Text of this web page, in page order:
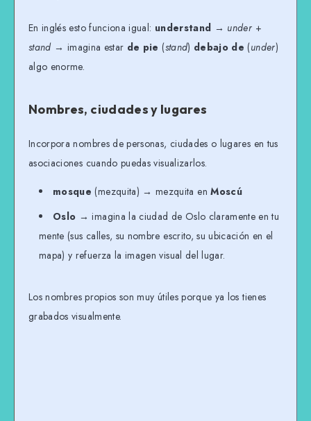
En inglés esto funciona igual: understand → under +
stand→ imagina estar de pie (stand) debajo de (under)
algo enorme.
Nombres, ciudades y lugares
Incorpora nombres de personas, ciudades o lugares en tus
asociaciones cuando puedas visualizarlos.
mosque (mezquita) → mezquita enMoscú
Oslo → imagina la ciudad de Oslo claramente en tu
mente (sus calles, su nombre escrito, su ubicación en el
mapa) y refuerza la imagen visual del lugar.
Los nombres propios son muy útiles porque ya los tienes
grabados visualmente.